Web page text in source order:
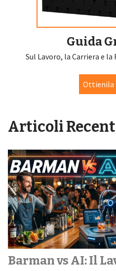
Guida
Sul Lavoro, la Carriera e
Ottienila
Articoli
Scopri il lavoro